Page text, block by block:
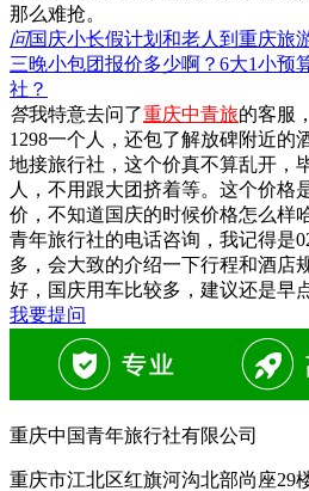
那么难抢。
问国庆小长假计划和老人到重庆旅
三晚小包团报价多少啊？6大1小预
社？
答我特意去问了重庆中青旅的客服
1298一个人，还包了解放碑附近的
地接旅行社，这个价真不算乱开，
人，不用跟大团挤着等。这个价格
价，不知道国庆的时候价格怎么样
青年旅行社的电话咨询，我记得是
多，会大致的介绍一下行程和酒店
好，国庆用车比较多，建议还是早
我要提问
重庆中国青年旅行社有限公司
重庆市江北区红旗河沟北部尚座29